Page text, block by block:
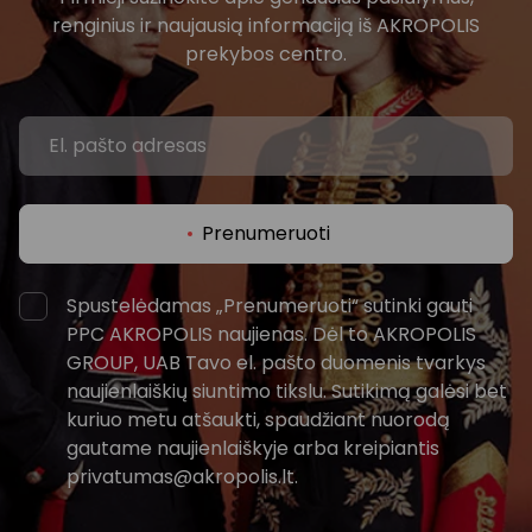
renginius ir naujausią informaciją iš AKROPOLIS
prekybos centro.
Prenumeruoti
Spustelėdamas „Prenumeruoti“ sutinki gauti
PPC AKROPOLIS naujienas. Dėl to AKROPOLIS
GROUP, UAB Tavo el. pašto duomenis tvarkys
naujienlaiškių siuntimo tikslu. Sutikimą galėsi bet
kuriuo metu atšaukti, spaudžiant nuorodą
gautame naujienlaiškyje arba kreipiantis
privatumas@akropolis.lt.